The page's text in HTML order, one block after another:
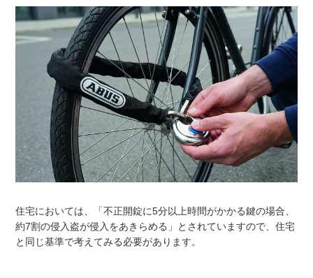
住宅においては、「不正開錠に5分以上時間がかかる鍵の場合、
約7割の侵入盗が侵入をあきらめる」とされていますので、住宅
と同じ基準で考えてみる必要があります。